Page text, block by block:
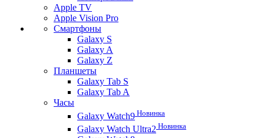
Apple TV
Apple Vision Pro
Смартфоны
Galaxy S
Galaxy A
Galaxy Z
Планшеты
Galaxy Tab S
Galaxy Tab A
Часы
Galaxy Watch9 Новинка
Galaxy Watch Ultra2 Новинка